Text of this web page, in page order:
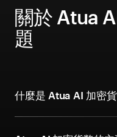
關於 Atua
題
什麼是 Atua AI 加密